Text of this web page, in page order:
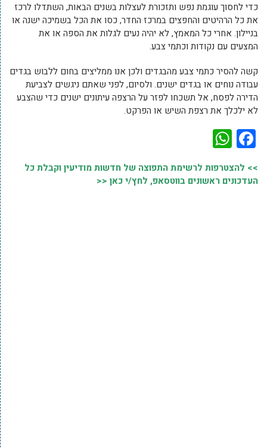
כדי לחסוך עוגמת נפש ותזכורת לעצלות בשנים הבאות, השתדלו לרכז
את כל הרהיטים והחפצים במרכז החדר, כסו את הכל בשמיכה ישנה או
בניילון. אחרי כל המאמץ, לא יהיה נעים לגלות את הספה או את
המצעים עם נקודות וכתמי צבע.
קשה להסיר כתמי צבע מהבגדים ולכן אנו ממליצים בחום ללבוש בגדים
עבודה נוחים או בגדים ישנים. ולסיום, לפני שאתם ניגשים לצביעת
הדירה לפסח, אל תשכחו לפזר על הרצפה עיתונים ישנים כדי שהצבע
לא ילכלך את רצפת השיש או הפרקט.
Facebook
>> להצטרפות לרשימת התפוצה של חדשות מודיעין וקבלת כל
העדכונים ראשונים בווטסאפ, לחץ/י כאן <<